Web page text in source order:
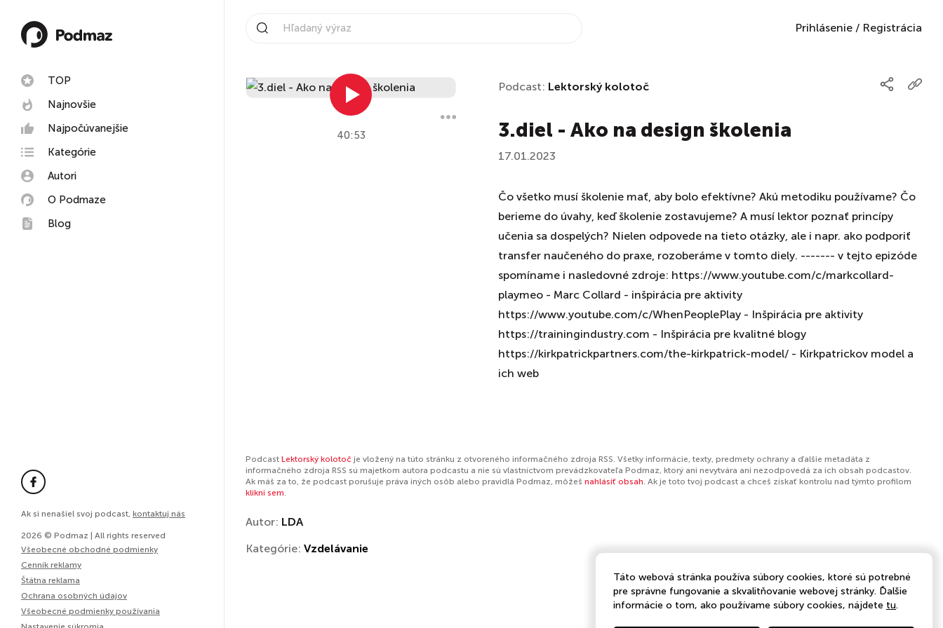
TOP
Najnovšie
Najpočúvanejšie
Kategórie
Autori
O Podmaze
Blog
Ak si nenašiel svoj podcast, kontaktuj nás
2026 © Podmaz | All rights reserved
Všeobecné obchodné podmienky
Cenník reklamy
Štátna reklama
Ochrana osobných údajov
Všeobecné podmienky používania
Prihlásenie / Registrácia
40:53
Podcast: Lektorský kolotoč
3.diel - Ako na design školenia
17.01.2023
Čo všetko musí školenie mať, aby bolo efektívne? Akú metodiku používame? Čo
berieme do úvahy, keď školenie zostavujeme? A musí lektor poznať princípy
učenia sa dospelých? Nielen odpovede na tieto otázky, ale i napr. ako podporiť
transfer naučeného do praxe, rozoberáme v tomto diely. ------- v tejto epizóde
spomíname i nasledovné zdroje: https://www.youtube.com/c/markcollard-
playmeo - Marc Collard - inšpirácia pre aktivity
https://www.youtube.com/c/WhenPeoplePlay - Inšpirácia pre aktivity
https://trainingindustry.com - Inšpirácia pre kvalitné blogy
https://kirkpatrickpartners.com/the-kirkpatrick-model/ - Kirkpatrickov model a
ich web
Podcast Lektorský kolotoč je vložený na túto stránku z otvoreného informačného zdroja RSS. Všetky informácie, texty, predmety ochrany a ďalšie metadáta z
informačného zdroja RSS sú majetkom autora podcastu a nie sú vlastníctvom prevádzkovateľa Podmaz, ktorý ani nevytvára ani nezodpovedá za ich obsah podcastov.
Ak máš za to, že podcast porušuje práva iných osôb alebo pravidlá Podmaz, môžeš nahlásiť obsah. Ak je toto tvoj podcast a chceš získať kontrolu nad týmto profilom
klikni sem.
Autor: LDA
Kategórie: Vzdelávanie
Táto webová stránka používa súbory cookies, ktoré sú potrebné
pre správne fungovanie a skvalitňovanie webovej stránky. Ďalšie
informácie o tom, ako používame súbory cookies, nájdete tu.